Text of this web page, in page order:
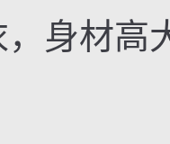
身材高